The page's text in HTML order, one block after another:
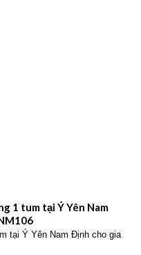
1 tum tại Ý Yên Nam
tại Ý Yên Nam Định cho gia